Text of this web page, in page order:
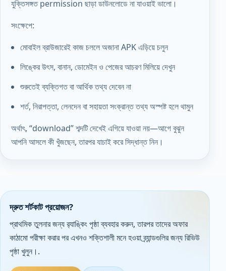
যুক্তিসঙ্গত permission ছাড়া ডাউনলোডে না যাওয়াই ভালো।
সংক্ষেপে:
মোবাইল ব্রাউজারেই কাজ চললে অজানা APK এড়িয়ে চলুন
লিঙ্কের উৎস, বানান, ডোমেইন ও পেজের আচরণ মিলিয়ে দেখুন
শুরুতেই ব্যক্তিগত বা আর্থিক তথ্য দেবেন না
শর্ত, নিরাপত্তা, লেনদেন বা সহায়তা সংক্রান্ত তথ্য অস্পষ্ট হলে থামুন
অর্থাৎ, “download” শব্দটি দেখেই এগিয়ে যাওয়া নয়—আগে বুঝুন
আপনি আসলে কী খুঁজছেন, তারপর যাচাই করে সিদ্ধান্ত নিন।
দ্রুত শর্টকাট প্রয়োজন?
প্রাথমিক তুলনার জন্য র‌্যাঙ্কিং পৃষ্ঠা ব্যবহার করুন, তারপর তাদের অফার
কাঠামো পরীক্ষা করার পর এখনও শক্তিশালী মনে হওয়া ব্র্যান্ডগুলির জন্য রিভিউ
পৃষ্ঠা খুলুন।.